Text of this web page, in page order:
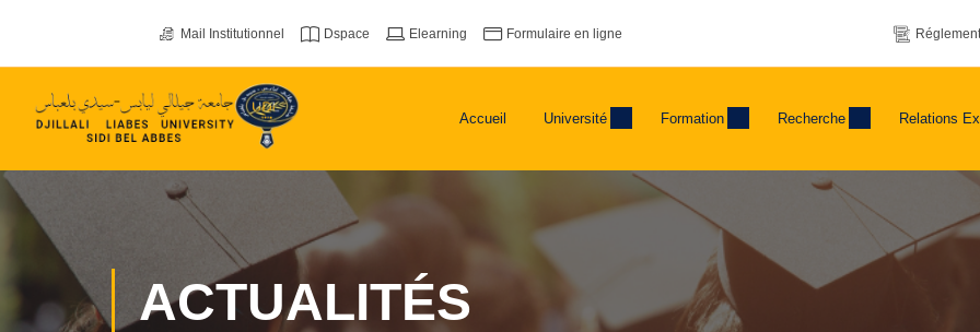
Mail Institutionnel Dspace Elearning Formulaire en ligne
Accueil Université Formation Recherche Relations
ACTUALITÉS